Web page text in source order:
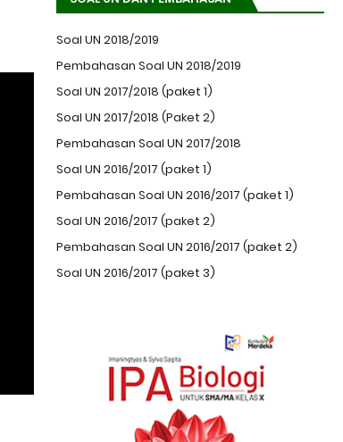
Soal UN 2018/2019
Pembahasan Soal UN 2018/2019
Soal UN 2017/2018 (paket 1)
Soal UN 2017/2018 (Paket 2)
Pembahasan Soal UN 2017/2018
Soal UN 2016/2017 (paket 1)
Pembahasan Soal UN 2016/2017 (paket 1)
Soal UN 2016/2017 (paket 2)
Pembahasan Soal UN 2016/2017 (paket 2)
Soal UN 2016/2017 (paket 3)